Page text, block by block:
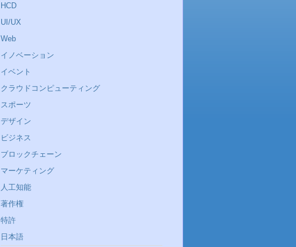
HCD
UI/UX
Web
イノベーション
イベント
クラウドコンピューティング
スポーツ
デザイン
ビジネス
ブロックチェーン
マーケティング
人工知能
著作権
特許
日本語